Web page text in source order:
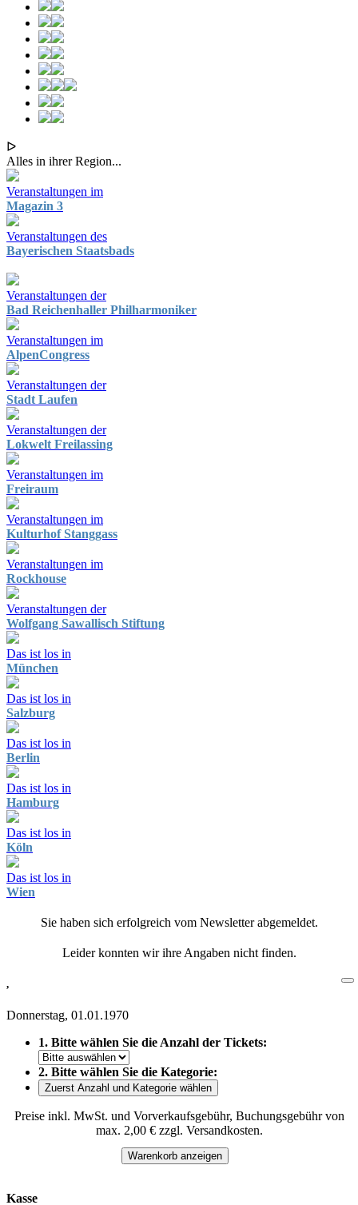
ᐅ
Alles in ihrer Region...
Veranstaltungen im
Magazin 3
Veranstaltungen des
Bayerischen Staatsbads
Veranstaltungen der
Bad Reichenhaller Philharmoniker
Veranstaltungen im
AlpenCongress
Veranstaltungen der
Stadt Laufen
Veranstaltungen der
Lokwelt Freilassing
Veranstaltungen im
Freiraum
Veranstaltungen im
Kulturhof Stanggass
Veranstaltungen im
Rockhouse
Veranstaltungen der
Wolfgang Sawallisch Stiftung
Das ist los in
München
Das ist los in
Salzburg
Das ist los in
Berlin
Das ist los in
Hamburg
Das ist los in
Köln
Das ist los in
Wien
Sie haben sich erfolgreich vom Newsletter abgemeldet.
Leider konnten wir ihre Angaben nicht finden.
,
Donnerstag, 01.01.1970
1. Bitte wählen Sie die Anzahl der Tickets:
2. Bitte wählen Sie die Kategorie:
Zuerst Anzahl und Kategorie wählen
Preise inkl. MwSt. und Vorverkaufsgebühr, Buchungsgebühr von
max. 2,00 € zzgl. Versandkosten.
Warenkorb anzeigen
Kasse